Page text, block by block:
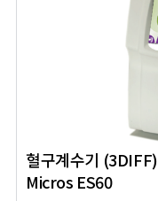
혈구계수기 (3DIFF)
Micros ES60